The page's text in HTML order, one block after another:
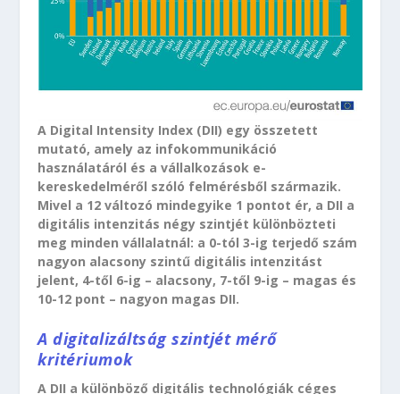
A Digital Intensity Index (DII) egy összetett
mutató, amely az infokommunikáció
használatáról és a vállalkozások e-
kereskedelméről szóló felmérésből származik.
Mivel a 12 változó mindegyike 1 pontot ér, a DII a
digitális intenzitás négy szintjét különbözteti
meg minden vállalatnál: a 0-tól 3-ig terjedő szám
nagyon alacsony szintű digitális intenzitást
jelent, 4-től 6-ig – alacsony, 7-től 9-ig – magas és
10-12 pont – nagyon magas DII.
A digitalizáltság szintjét mérő
kritériumok
A DII a különböző digitális technológiák céges